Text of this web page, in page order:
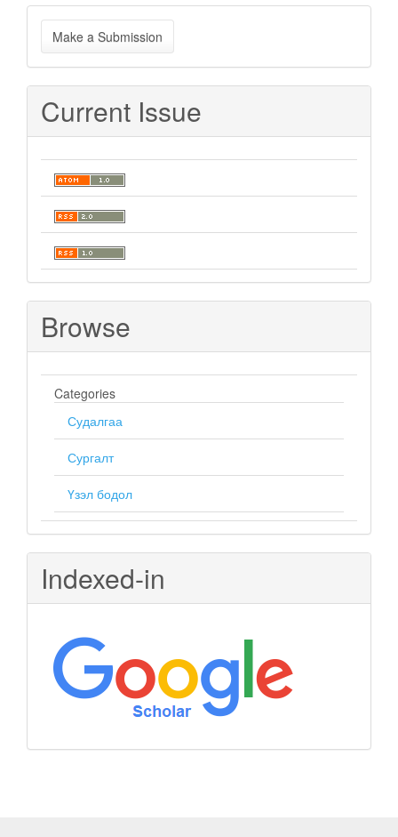
Make
a
Submission
Make a Submission
Current Issue
Browse
Categories
Судалгаа
Сургалт
Үзэл бодол
Indexed-in